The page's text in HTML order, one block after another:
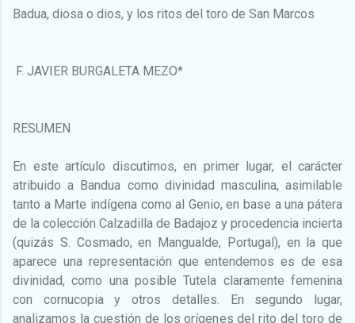
Badua, diosa o dios, y los ritos del toro de San Marcos
F. JAVIER BURGALETA MEZO*
RESUMEN
En este artículo discutimos, en primer lugar, el carácter
atribuido a Bandua como divinidad masculina, asimilable
tanto a Marte indígena como al Genio, en base a una pátera
de la colección Calzadilla de Badajoz y procedencia incierta
(quizás S. Cosmado, en Mangualde, Portugal), en la que
aparece una representación que entendemos es de esa
divinidad, como una posible Tutela claramente femenina
con cornucopia y otros detalles. En segundo lugar,
analizamos la cuestión de los orígenes del rito del toro de